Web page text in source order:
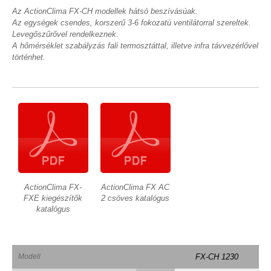
Az ActionClima FX-CH modellek hátsó beszívásúak.
Az egységek csendes, korszerű 3-6 fokozatú ventilátorral szereltek.
Levegőszűrővel rendelkeznek.
A hőmérséklet szabályzás fali termosztáttal, illetve infra távvezérlővel
történhet.
ActionClima FX-
FXE kiegészítők
katalógus
ActionClima FX AC
2 csöves katalógus
Modell FX-CH 1230